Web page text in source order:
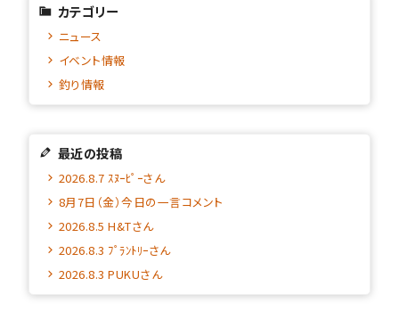
カテゴリー
ニュース
イベント情報
釣り情報
最近の投稿
2026.8.7 ｽﾇｰﾋﾟｰさん
8月7日（金）今日の一言コメント
2026.8.5 H&Tさん
2026.8.3 ﾌﾟﾗﾝﾄﾘｰさん
2026.8.3 PUKUさん